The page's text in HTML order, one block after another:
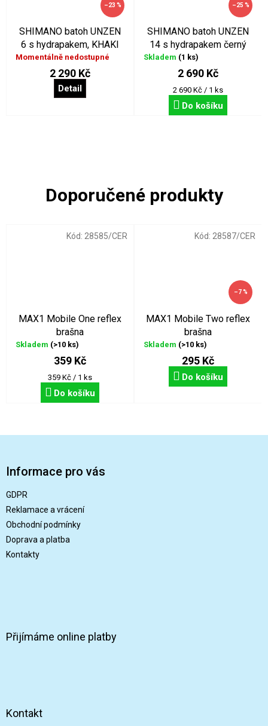
MAX1 Mobile One reflex
brašna
Skladem (>10 ks)
359 Kč
Měrná
cena:
359 Kč / 1 ks
Do košíku
Kód: 28585/CER
–7 %
MAX1 Mobile Two reflex
brašna
Skladem (>10 ks)
295 Kč
Do košíku
Kód: 28587/CER
–23 %
SHIMANO batoh UNZEN
6 s hydrapakem, KHAKI
Momentálně nedostupné
2 290 Kč
Detail
–25 %
SHIMANO batoh UNZEN
14 s hydrapakem černý
Skladem (1 ks)
2 690 Kč
Měrná
cena:
2 690 Kč / 1 ks
Do košíku
Informace pro vás
GDPR
Reklamace a vrácení
Obchodní podmínky
Doprava a platba
Kontakty
Přijímáme online platby
Kontakt